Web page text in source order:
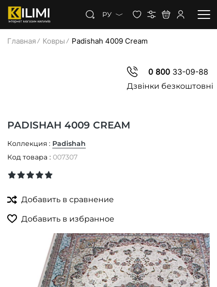
РУ
Главная Ковры Padishah 4009 Cream
0 80033-09-88
Дзвінки безкоштовні
PADISHAH 4009 CREAM
Коллекция : Padishah
Код товара : 007307
Добавить в сравнение
Добавить в избранное